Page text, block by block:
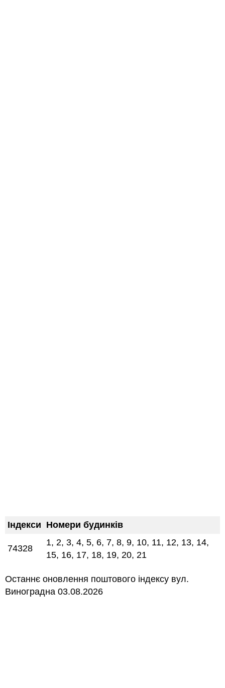
Індекси Номери будинків
74328
1, 2, 3, 4, 5, 6, 7, 8, 9, 10, 11, 12, 13, 14,
15, 16, 17, 18, 19, 20, 21
Останнє оновлення поштового індексу вул.
Виноградна 03.08.2026